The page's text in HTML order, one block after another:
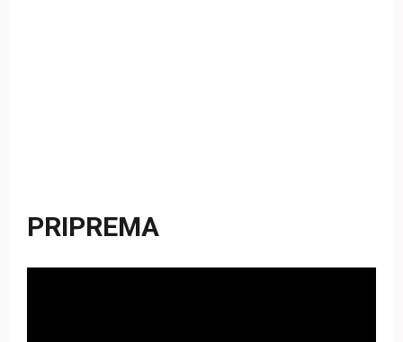
PRIPREMA